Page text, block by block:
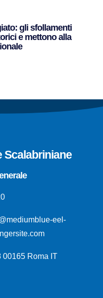
gli sfollamenti
e mettono alla
Scalabriniane
eel-
00165 Roma IT